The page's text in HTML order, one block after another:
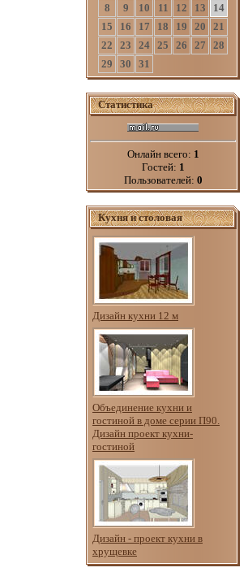
8
9 10 11 12 13
14
15
16 17 18 19 20
21
22
23 24 25 26 27
28
29
30 31
Статистика
Онлайн всего: 1
Гостей: 1
Пользователей: 0
Кухня и столовая
Дизайн кухни 12 м
Объединение кухни и
гостиной в доме серии П90.
Дизайн проект кухни-
гостиной
Дизайн - проект кухни в
хрущевке